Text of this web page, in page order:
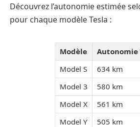
Découvrez l’autonomie estimée
pour chaque modèle Tesla :
Modèle
Autonomie
Model S
634 km
Model 3
580 km
Model X
561 km
Model Y
505 km